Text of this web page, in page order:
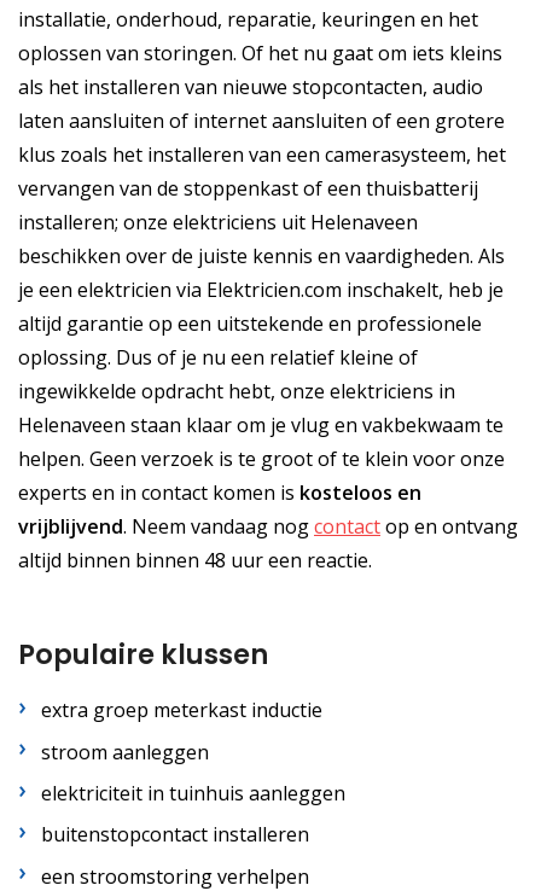
installatie, onderhoud, reparatie, keuringen en het
oplossen van storingen. Of het nu gaat om iets kleins
als het installeren van nieuwe stopcontacten, audio
laten aansluiten of internet aansluiten of een grotere
klus zoals het installeren van een camerasysteem, het
vervangen van de stoppenkast of een thuisbatterij
installeren; onze elektriciens uit Helenaveen
beschikken over de juiste kennis en vaardigheden. Als
je een elektricien via Elektricien.com inschakelt, heb je
altijd garantie op een uitstekende en professionele
oplossing. Dus of je nu een relatief kleine of
ingewikkelde opdracht hebt, onze elektriciens in
Helenaveen staan klaar om je vlug en vakbekwaam te
helpen. Geen verzoek is te groot of te klein voor onze
experts en in contact komen is kosteloos en
vrijblijvend. Neem vandaag nogcontactop en ontvang
altijd binnen binnen 48 uur een reactie.
Populaire klussen
extra groep meterkast inductie
stroom aanleggen
elektriciteit in tuinhuis aanleggen
buitenstopcontact installeren
een stroomstoring verhelpen